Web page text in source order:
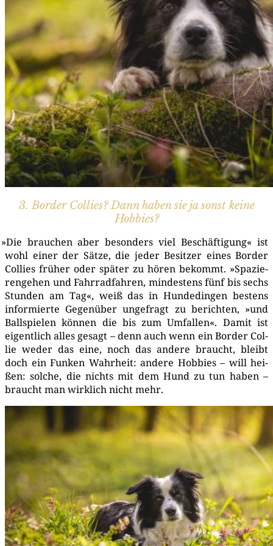
21|04|2017 – Blü­hen­der Schwarzdorn
3. Border Collies? Dann haben sie ja sonst keine
Hobbies?
»Die brau­chen aber beson­ders viel Beschäf­ti­gung« ist
wohl einer der Sät­ze, die jeder Besit­zer eines Bor­der
Col­lies frü­her oder spä­ter zu hören bekommt. »Spa­zie­
ren­ge­hen und Fahr­rad­fah­ren, min­des­tens fünf bis sechs
Stun­den am Tag«, weiß das in Hun­de­din­gen bes­tens
infor­mier­te Gegen­über unge­fragt zu berich­ten, »und
Ball­spie­len kön­nen die bis zum Umfal­len«. Damit ist
eigent­lich alles gesagt – denn auch wenn ein Bor­der Col­
lie weder das eine, noch das ande­re braucht, bleibt
doch ein Fun­ken Wahr­heit: ande­re Hob­bies – will hei­
ßen: sol­che, die nichts mit dem Hund zu tun haben –
braucht man wirk­lich nicht mehr.